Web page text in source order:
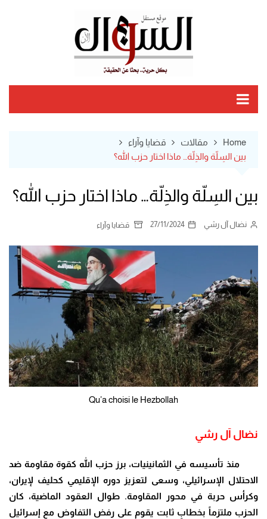
Home مقالات
قضايا وآراء
بين السِلّة والذِلّة… ماذا اختار حزب الله؟
بين السِلّة والذِلّة… ماذا اختار حزب الله؟
نضال آل رشي 27/11/2024 قضايا وآراء
Qu’a choisi le Hezbollah
نضال آل رشي
منذ تأسيسه في الثمانينيات، برز حزب الله كقوة مقاومة ضد
الاحتلال الإسرائيلي، وسعى لتعزيز دوره الإقليمي كحليف لإيران،
وكرأس حربة في محور المقاومة. طوال العقود الماضية، كان
الحزب ملتزماً بخطابٍ ثابت يقوم على رفض التفاوض مع إسرائيل